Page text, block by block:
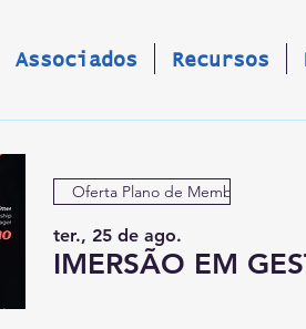
Associados Recursos
Oferta Plano de Membros
ter., 25 de ago.